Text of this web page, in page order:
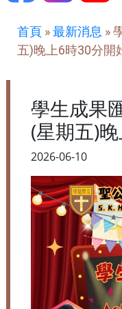
首頁 »最新消息 »
五)晚上6時30分開
學生成果
(星期五)
2026-06-10